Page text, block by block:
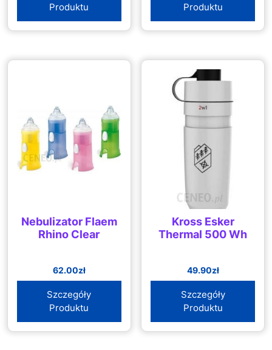
Produktu
Produktu
Nebulizator Flaem
Rhino Clear
62.00zł
Szczegóły
Produktu
Kross Esker
Thermal 500 Wh
49.90zł
Szczegóły
Produktu